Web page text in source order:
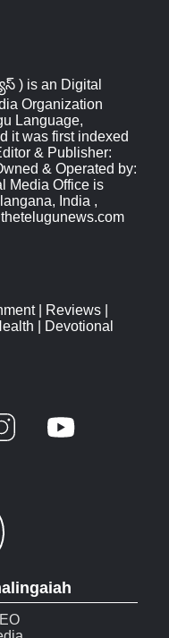
) is an Digital
Organization
Language,
it was first indexed
& Publisher:
& Operated by:
Media Office is
India ,
| Reviews
Devotional